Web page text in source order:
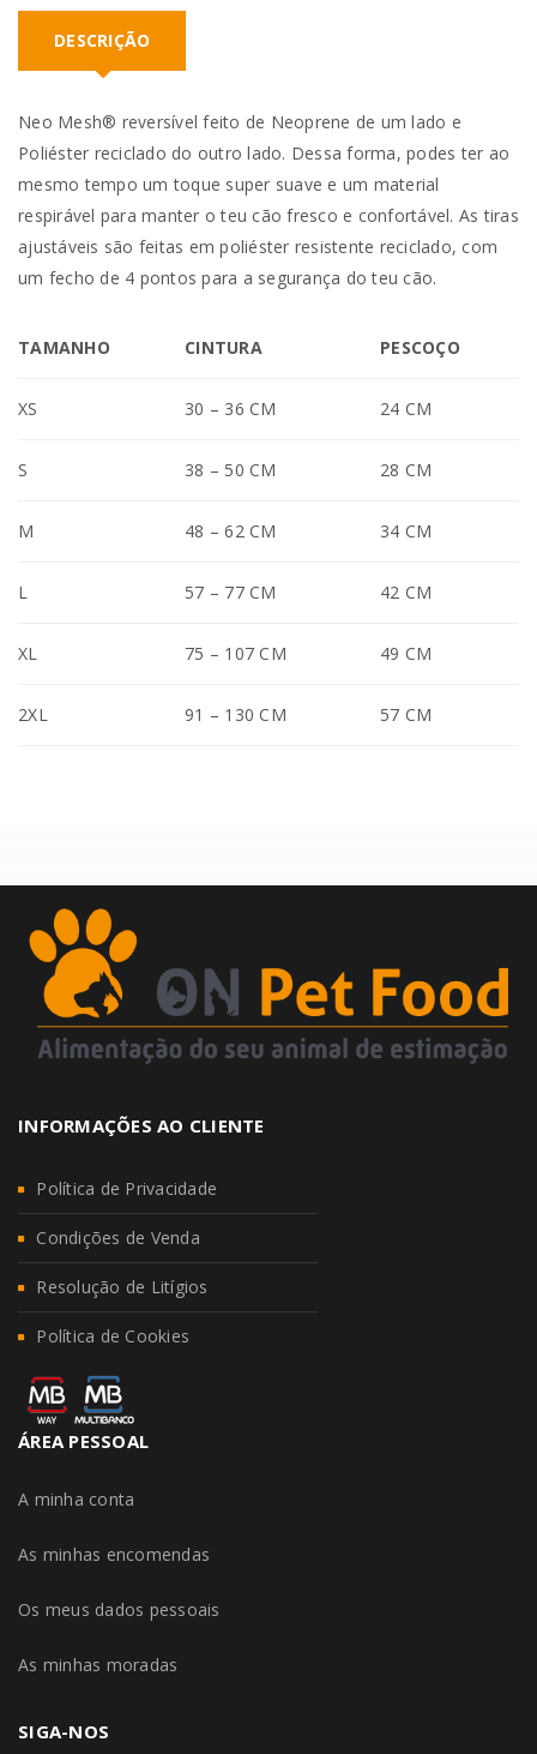
DESCRIÇÃO
Neo Mesh® reversível feito de Neoprene de um lado e
Poliéster reciclado do outro lado. Dessa forma, podes ter ao
mesmo tempo um toque super suave e um material
respirável para manter o teu cão fresco e confortável. As tiras
ajustáveis são feitas em poliéster resistente reciclado, com
um fecho de 4 pontos para a segurança do teu cão.
TAMANHO CINTURA PESCOÇO
XS 30 – 36 CM 24 CM
S 38 – 50 CM 28 CM
M 48 – 62 CM 34 CM
L 57 – 77 CM 42 CM
XL 75 – 107 CM 49 CM
2XL 91 – 130 CM 57 CM
INFORMAÇÕES AO CLIENTE
Política de Privacidade
Condições de Venda
Resolução de Litígios
Política de Cookies
ÁREA PESSOAL
A minha conta
As minhas encomendas
Os meus dados pessoais
As minhas moradas
SIGA-NOS